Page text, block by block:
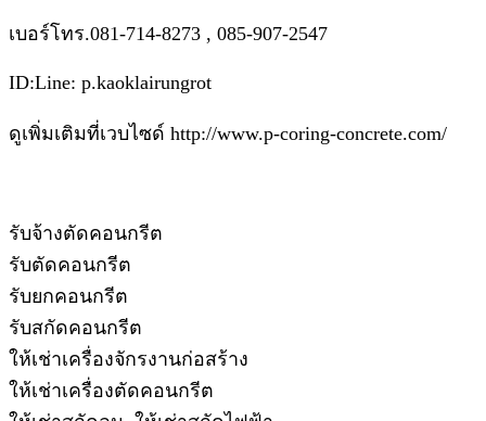
เบอร์โทร.081-714-8273 , 085-907-2547
ID:Line: p.kaoklairungrot
ดูเพิ่มเติมที่เวบไซด์ http://www.p-coring-concrete.com/
รับจ้างตัดคอนกรีต
รับตัดคอนกรีต
รับยกคอนกรีต
รับสกัดคอนกรีต
ให้เช่าเครื่องจักรงานก่อสร้าง
ให้เช่าเครื่องตัดคอนกรีต